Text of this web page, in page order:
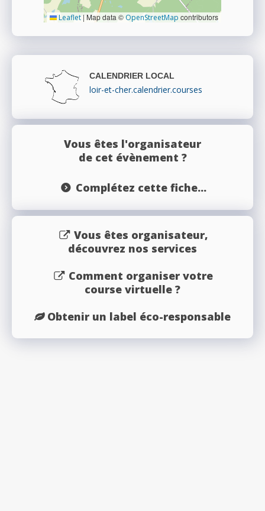
Leaflet | Map data ©OpenStreetMap contributors
CALENDRIER LOCAL
loir-et-cher.calendrier.courses
Vous êtes l'organisateur
de cet évènement ?
Complétez cette fiche...
Vous êtes organisateur,
découvrez nos services
Comment organiser votre
course virtuelle ?
Obtenir un label éco-responsable